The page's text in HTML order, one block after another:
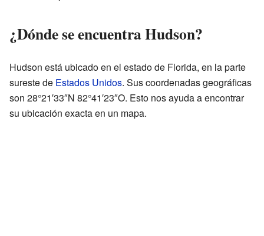
¿Dónde se encuentra Hudson?
Hudson está ubicado en el estado de Florida, en la parte
sureste de Estados Unidos. Sus coordenadas geográficas
son 28°21′33″N 82°41′23″O. Esto nos ayuda a encontrar
su ubicación exacta en un mapa.